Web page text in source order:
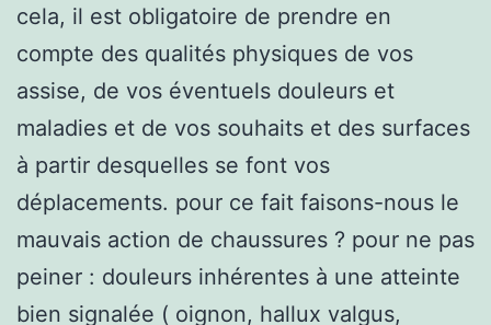
cela, il est obligatoire de prendre en
compte des qualités physiques de vos
assise, de vos éventuels douleurs et
maladies et de vos souhaits et des surfaces
à partir desquelles se font vos
déplacements. pour ce fait faisons-nous le
mauvais action de chaussures ? pour ne pas
peiner : douleurs inhérentes à une atteinte
bien signalée ( oignon, hallux valgus,